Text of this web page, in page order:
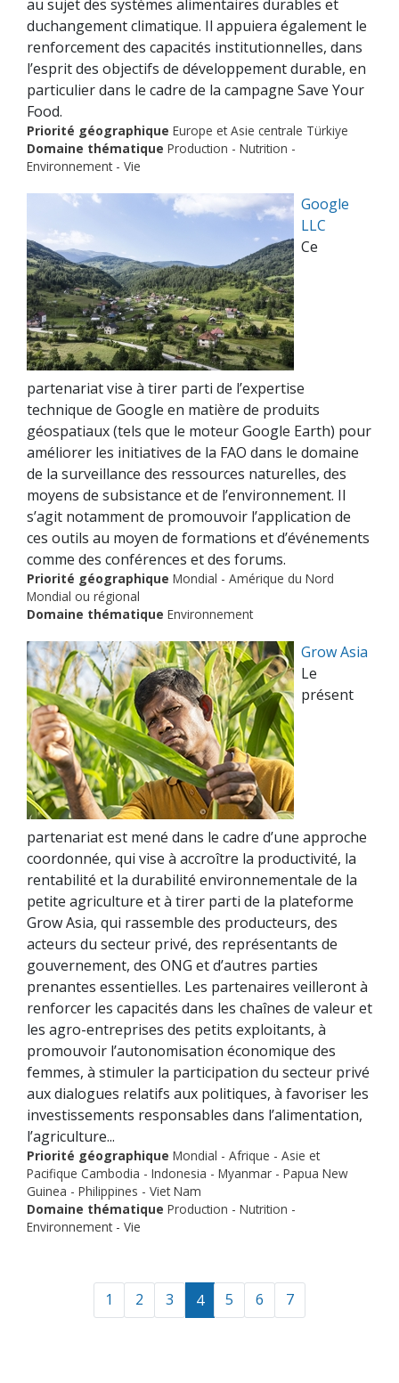
au sujet des systèmes alimentaires durables et
duchangement climatique. Il appuiera également le
renforcement des capacités institutionnelles, dans
l’esprit des objectifs de développement durable, en
particulier dans le cadre de la campagne Save Your
Food.
Priorité géographique Europe et Asie centrale Türkiye
Domaine thématique Production - Nutrition -
Environnement - Vie
Google
LLC
Ce
partenariat vise à tirer parti de l’expertise
technique de Google en matière de produits
géospatiaux (tels que le moteur Google Earth) pour
améliorer les initiatives de la FAO dans le domaine
de la surveillance des ressources naturelles, des
moyens de subsistance et de l’environnement. Il
s’agit notamment de promouvoir l’application de
ces outils au moyen de formations et d’événements
comme des conférences et des forums.
Priorité géographique Mondial - Amérique du Nord
Mondial ou régional
Domaine thématique Environnement
Grow Asia
Le
présent
partenariat est mené dans le cadre d’une approche
coordonnée, qui vise à accroître la productivité, la
rentabilité et la durabilité environnementale de la
petite agriculture et à tirer parti de la plateforme
Grow Asia, qui rassemble des producteurs, des
acteurs du secteur privé, des représentants de
gouvernement, des ONG et d’autres parties
prenantes essentielles. Les partenaires veilleront à
renforcer les capacités dans les chaînes de valeur et
les agro-entreprises des petits exploitants, à
promouvoir l’autonomisation économique des
femmes, à stimuler la participation du secteur privé
aux dialogues relatifs aux politiques, à favoriser les
investissements responsables dans l’alimentation,
l’agriculture...
Priorité géographique Mondial - Afrique - Asie et
Pacifique Cambodia - Indonesia - Myanmar - Papua New
Guinea - Philippines - Viet Nam
Domaine thématique Production - Nutrition -
Environnement - Vie
1 2 3 4 5 6 7